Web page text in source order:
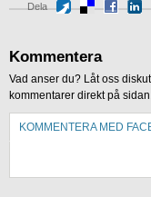
Dela
Kommentera
Vad anser du? Låt oss
kommentarer direkt på sidan.
KOMMENTERA MED